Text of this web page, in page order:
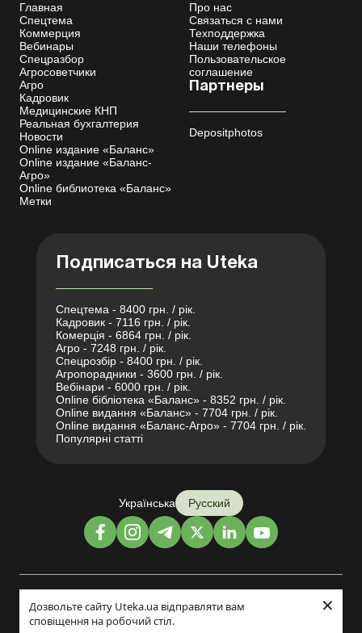
Дозвольте сайту Uteka.ua відправляти вам
сповіщення на робочий стіл.
×
Главная
Спецтема
Коммерция
Вебинары
Спецразбор
Агросоветчики
Агро
Кадровик
Медицинские КНП
Реальная бухгалтерия
Новости
Online издание «Баланс»
Online издание «Баланс-
Агро»
Online библиотека «Баланс»
Метки
Про нас
Связаться с нами
Техподдержка
Наши телефоны
Пользовательское
соглашение
Партнеры
Depositphotos
Подписаться на Uteka
Спецтема - 8400 грн. / рік.
Кадровик - 7116 грн. / рік.
Комерція - 6864 грн. / рік.
Агро - 7248 грн. / рік.
Спецрозбір - 8400 грн. / рік.
Агропорадники - 3600 грн. / рік.
Вебінари - 6000 грн. / рік.
Online бібліотека «Баланс» - 8352 грн. / рік.
Online видання «Баланс» - 7704 грн. / рік.
Online видання «Баланс-Агро» - 7704 грн. / рік.
Популярні статті
Українська Русский
Дизайн и разработка: